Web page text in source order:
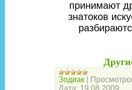
принимают
знатоков
Зодиак